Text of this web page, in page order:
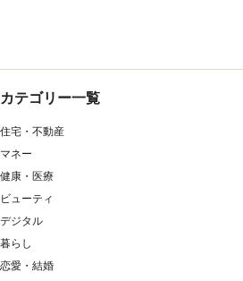
カテゴリー一覧
住宅・不動産
マネー
健康・医療
ビューティ
デジタル
暮らし
恋愛・結婚